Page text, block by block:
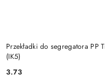
Przekładki do segregatora PP
(IK5)
Cena:
3.73